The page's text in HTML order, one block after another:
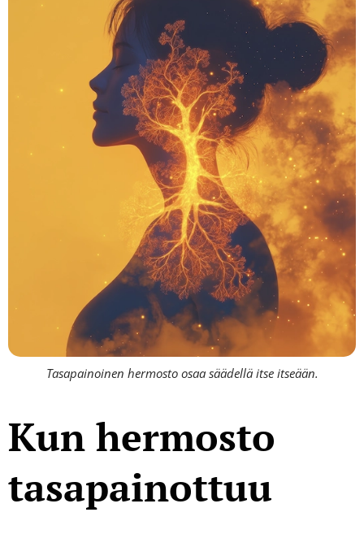
Tasapainoinen hermosto osaa säädellä itse itseään.
Kun hermosto
tasapainottuu